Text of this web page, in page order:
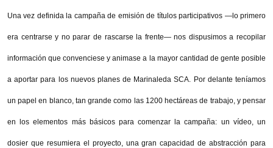
Una vez definida la campaña de emisión de títulos participativos —lo primero
era centrarse y no parar de rascarse la frente— nos dispusimos a recopilar
información que convenciese y animase a la mayor cantidad de gente posible
a aportar para los nuevos planes de Marinaleda SCA. Por delante teníamos
un papel en blanco, tan grande como las 1200 hectáreas de trabajo, y pensar
en los elementos más básicos para comenzar la campaña: un vídeo, un
dosier que resumiera el proyecto, una gran capacidad de abstracción para